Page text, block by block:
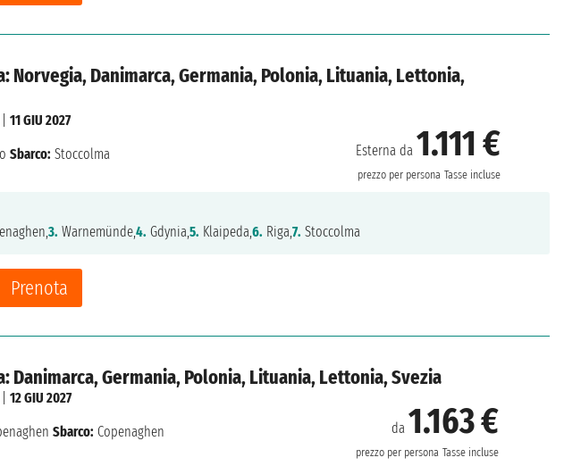
Norvegia, Danimarca, Germania, Polonia, Lituania, Lettonia,
Esterna da 1.111 €
prezzo per persona Tasse incluse
Prenota
11 GIU 2027
Sbarco: Stoccolma
3. Warnemünde,4. Gdynia,5. Klaipeda,6. Riga,7. Stoccolma
Danimarca, Germania, Polonia, Lituania, Lettonia, Svezia
da 1.163 €
prezzo per persona Tasse incluse
12 GIU 2027
Sbarco: Copenaghen